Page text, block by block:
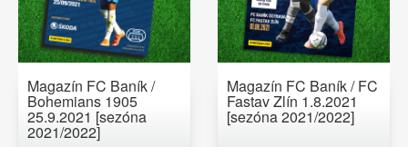
Magazín FC Baník /
Bohemians 1905
25.9.2021 [sezóna
2021/2022]
Magazín FC Baník / FC
Fastav Zlín 1.8.2021
[sezóna 2021/2022]